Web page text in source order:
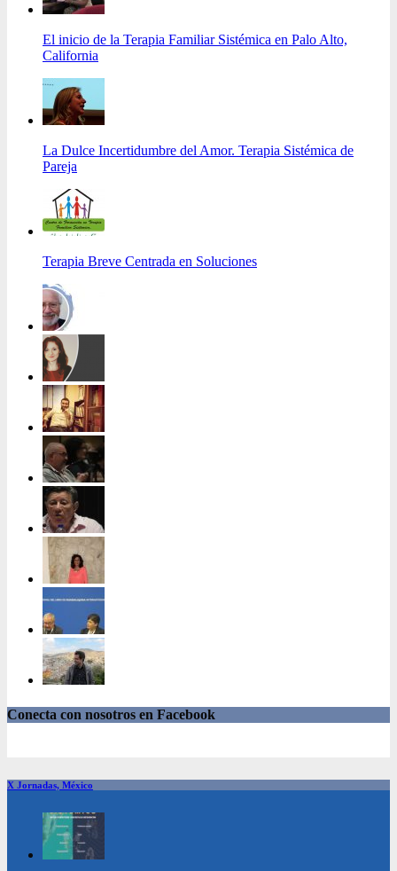
El inicio de la Terapia Familiar Sistémica en Palo Alto,
California
La Dulce Incertidumbre del Amor. Terapia Sistémica de
Pareja
Terapia Breve Centrada en Soluciones
Conecta con nosotros en Facebook
X Jornadas, México